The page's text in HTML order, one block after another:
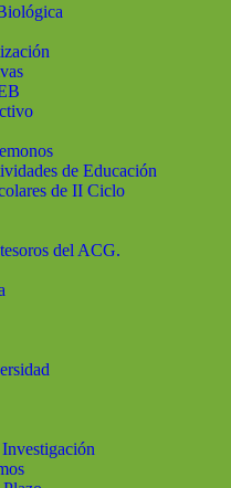
de Educación
de II Ciclo
del ACG.